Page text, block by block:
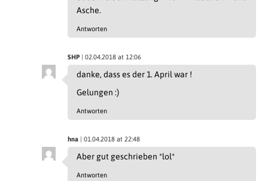
Asche.
Antworten
SHP | 02.04.2018 at 12:06
danke, dass es der 1. April war !
Gelungen :)
Antworten
hna | 01.04.2018 at 22:48
Aber gut geschrieben *lol*
Antworten